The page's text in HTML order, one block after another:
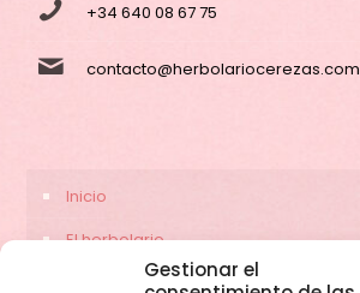
Gestionar el
+34 640 08 67 75
contacto@herbolariocerezas.com
Inicio
El herbolario